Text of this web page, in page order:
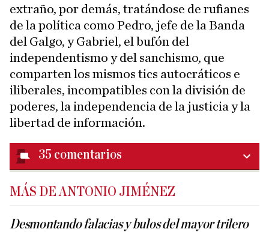
extraño, por demás, tratándose de rufianes
de la política como Pedro, jefe de la Banda
del Galgo, y Gabriel, el bufón del
independentismo y del sanchismo, que
comparten los mismos tics autocráticos e
iliberales, incompatibles con la división de
poderes, la independencia de la justicia y la
libertad de información.
35 comentarios
MÁS DE ANTONIO JIMÉNEZ
Desmontando falacias y bulos del mayor trilero